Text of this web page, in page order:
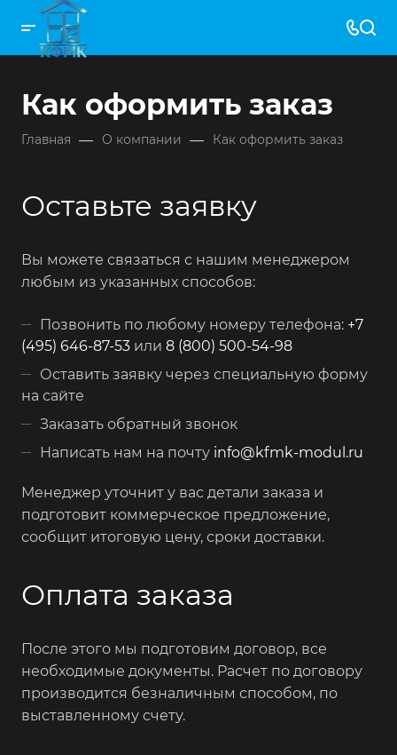
Как оформить заказ
Главная — О компании — Как оформить заказ
Оставьте заявку
Вы можете связаться с нашим менеджером
любым из указанных способов:
Позвонить по любому номеру телефона: +7
(495) 646-87-53 или 8 (800) 500-54-98
Оставить заявку через специальную форму
на сайте
Заказать обратный звонок
Написать нам на почту info@kfmk-modul.ru
Менеджер уточнит у вас детали заказа и
подготовит коммерческое предложение,
сообщит итоговую цену, сроки доставки.
Оплата заказа
После этого мы подготовим договор, все
необходимые документы. Расчет по договору
производится безналичным способом, по
выставленному счету.